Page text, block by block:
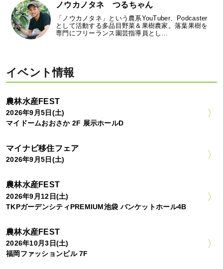
ノウカノタネ つるちゃん
「ノウカノタネ」という農系YouTuber、Podcaster
として活動する多品目野菜＆果樹農家。落葉果樹を
専門にフリーランス園芸指導員とし…
イベント情報
農林水産FEST
2026年9月5日(土)
マイドームおおさか 2F 展示ホールD
マイナビ移住フェア
2026年9月5日(土)
農林水産FEST
2026年9月12日(土)
TKPガーデンシティPREMIUM池袋 バンケットホール4B
農林水産FEST
2026年10月3日(土)
福岡ファッションビル 7F